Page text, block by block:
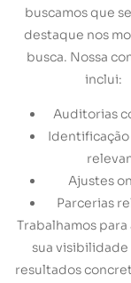
buscamos que
destaque nos
busca. Nossa
inclui:
Auditorias
Ajustes
Parcerias
Trabalhamos
sua visibilidade
resultados